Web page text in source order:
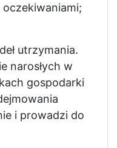
utrzymania.
narosłych w
gospodarki
i prowadzi do